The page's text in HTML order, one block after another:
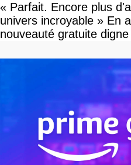
« Parfait. Encore plus
univers incroyable » En
nouveauté gratuite